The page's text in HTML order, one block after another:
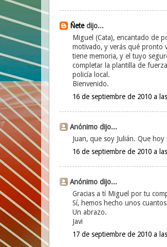
Ñetedijo...
Miguel (Cata), encantado de
motivado, y verás qué pronto
tiene memoria, y el tuyo
completar la plantilla de
policía local.
Bienvenido.
16 de septiembre de 2010 a
Anónimo dijo...
Juan, que soy Julián. Que
16 de septiembre de 2010 a
Anónimo dijo...
Gracias a tí Miguel por tu
Sí, hemos hecho unos
Un abrazo.
Javi
17 de septiembre de 2010 a